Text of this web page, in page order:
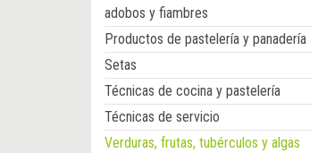
adobos y fiambres
Productos de pastelería y panadería
Setas
Técnicas de cocina y pastelería
Técnicas de servicio
Verduras, frutas, tubérculos y algas